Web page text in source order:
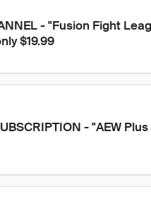
- "Fusion Fight
$19.99
- "AEW